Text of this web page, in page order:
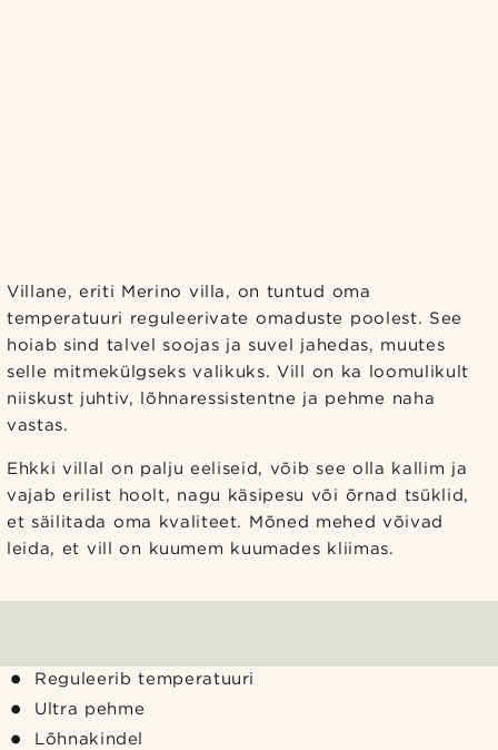
Villane, eriti Merino villa, on tuntud oma
temperatuuri reguleerivate omaduste poolest. See
hoiab sind talvel soojas ja suvel jahedas, muutes
selle mitmekülgseks valikuks. Vill on ka loomulikult
niiskust juhtiv, lõhnaressistentne ja pehme naha
vastas.
Ehkki villal on palju eeliseid, võib see olla kallim ja
vajab erilist hoolt, nagu käsipesu või õrnad tsüklid,
et säilitada oma kvaliteet. Mõned mehed võivad
leida, et vill on kuumem kuumades kliimas.
Reguleerib temperatuuri
Ultra pehme
Lõhnakindel